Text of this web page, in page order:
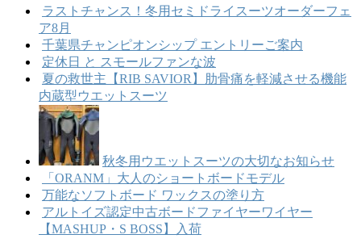
ラストチャンス！冬用セミドライスーツオーダーフェ
ア8月
千葉県チャンピオンシップ エントリーご案内
定休日 と スモールファンな波
夏の救世主【RIB SAVIOR】肋骨痛を軽減させる機能
内蔵型ウエットスーツ
秋冬用ウエットスーツの大切なお知らせ
「ORANM」大人のショートボードモデル
万能なソフトボード ワックスの塗り方
アルトイズ認定中古ボードファイヤーワイヤー
【MASHUP・S BOSS】入荷